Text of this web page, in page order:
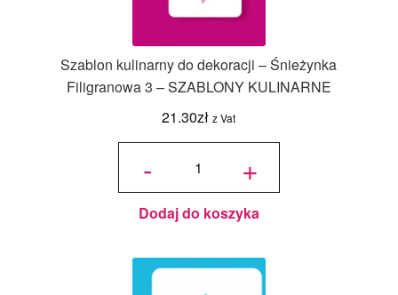
Szablon kulinarny do dekoracji – Śnieżynka
Filigranowa 3 – SZABLONY KULINARNE
21.30zł z Vat
-
ilość
kulinarny do
dekoracji -
Śnieżynka
Filigranowa
3 -
SZABLONY
+
Dodaj do koszyka